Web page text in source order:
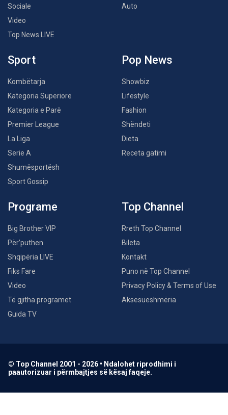
Sociale
Video
Top News LIVE
Auto
Sport
Kombëtarja
Kategoria Superiore
Kategoria e Parë
Premier League
La Liga
Serie A
Shumësportësh
Sport Gossip
Pop News
Showbiz
Lifestyle
Fashion
Shëndeti
Dieta
Receta gatimi
Programe
Big Brother VIP
Për’puthen
Shqipëria LIVE
Fiks Fare
Video
Të gjitha programet
Guida TV
Top Channel
Rreth Top Channel
Bileta
Kontakt
Puno në Top Channel
Privacy Policy & Terms of Use
Aksesueshmëria
© Top Channel 2001 - 2026 • Ndalohet riprodhimi i
paautorizuar i përmbajtjes së kësaj faqeje.